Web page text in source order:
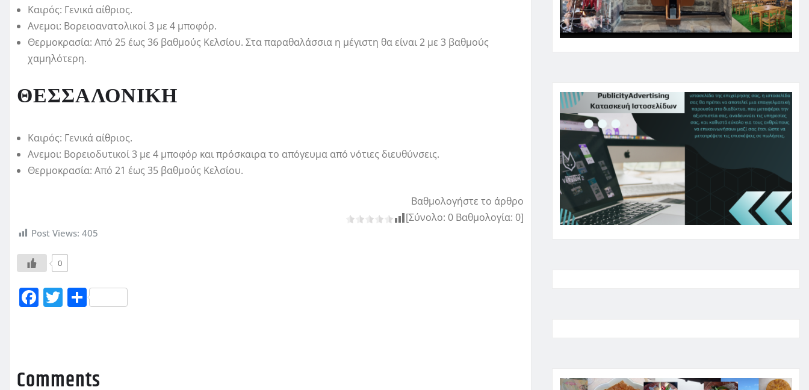
Καιρός: Γενικά αίθριος.
Ανεμοι: Βορειοανατολικοί 3 με 4 μποφόρ.
Θερμοκρασία: Από 25 έως 36 βαθμούς Κελσίου. Στα παραθαλάσσια η μέγιστη θα είναι 2 με 3 βαθμούς
χαμηλότερη.
ΘΕΣΣΑΛΟΝΙΚΗ
Καιρός: Γενικά αίθριος.
Ανεμοι: Βορειοδυτικοί 3 με 4 μποφόρ και πρόσκαιρα το απόγευμα από νότιες διευθύνσεις.
Θερμοκρασία: Από 21 έως 35 βαθμούς Κελσίου.
Βαθμολογήστε το άρθρο
[Σύνολο: 0 Βαθμολογία: 0]
Post Views: 405
0
F
b
T
r
Μ
σ
Comments